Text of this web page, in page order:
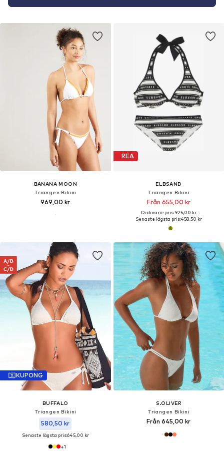
BANANA MOON
Triangen Bikini
969,00 kr
REA
ELBSAND
Triangen Bikini
Från 655,00 kr
Ordinarie pris: 925,00 kr
Senaste lägsta pris:458,50 kr
KUPONG
BUFFALO
Triangen Bikini
580,50 kr
Senaste lägsta pris:645,00 kr
+1
S.OLIVER
Triangen Bikini
Från 645,00 kr